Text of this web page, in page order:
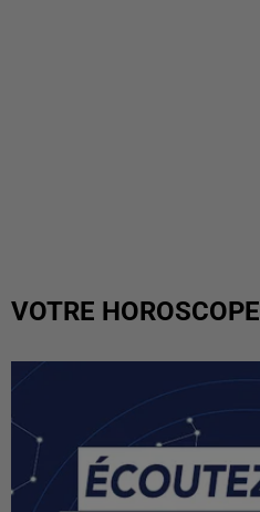
VOTRE HOROSCOPE